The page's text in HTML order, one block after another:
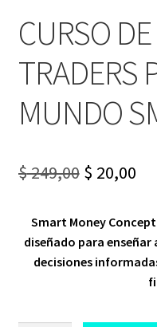
CURSO
TRADERS
MUNDO
$249,00 Original
was:
$ 249,00.
$ 20,00
is:
$
Smart Money
diseñado para
decisiones